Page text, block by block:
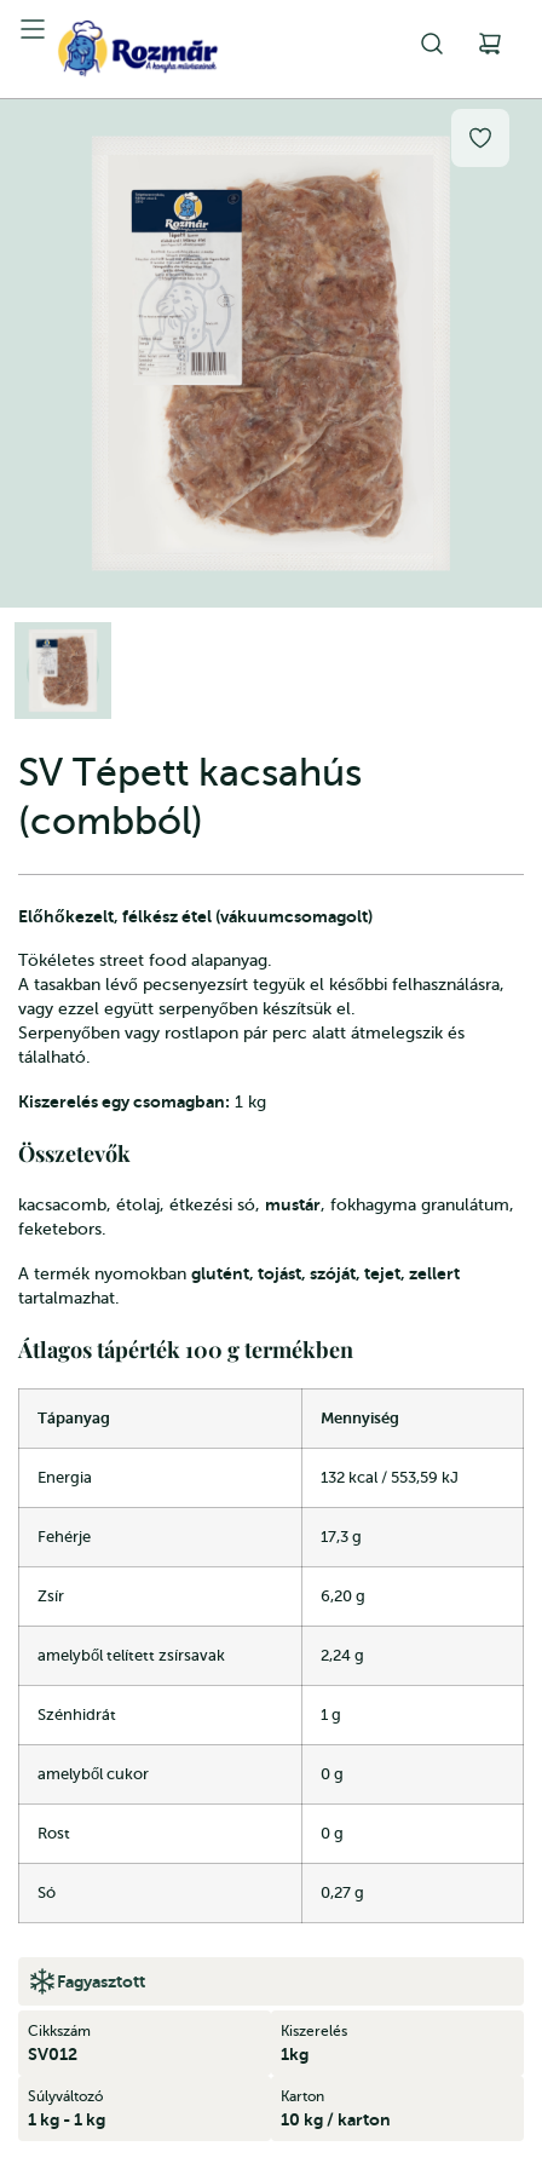
SV Tépett kacsahús
(combból)
Előhőkezelt, félkész étel (vákuumcsomagolt)
Tökéletes street food alapanyag.
A tasakban lévő pecsenyezsírt tegyük el későbbi felhasználásra,
vagy ezzel együtt serpenyőben készítsük el.
Serpenyőben vagy rostlapon pár perc alatt átmelegszik és
tálalható.
Kiszerelés egy csomagban: 1 kg
Összetevők
kacsacomb, étolaj, étkezési só, mustár, fokhagyma granulátum,
feketebors.
A termék nyomokban glutént, tojást, szóját, tejet, zellert
tartalmazhat.
Átlagos tápérték 100 g termékben
Tápanyag Mennyiség
Energia 132 kcal / 553,59 kJ
Fehérje 17,3 g
Zsír 6,20 g
amelyből telített zsírsavak 2,24 g
Szénhidrát 1 g
amelyből cukor 0 g
Rost 0 g
Só 0,27 g
Fagyasztott
Cikkszám
SV012
Kiszerelés
1kg
Súlyváltozó
1 kg - 1 kg
Karton
10 kg / karton